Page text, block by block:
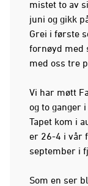
mistet to av
juni og gikk
Grei i første
fornøyd med
med oss tre
Vi har møtt
og to ganger
Tapet kom i
er 26-4 i vår
september i
Som en ser